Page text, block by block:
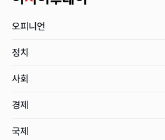
오피니언
정치
사회
경제
국제